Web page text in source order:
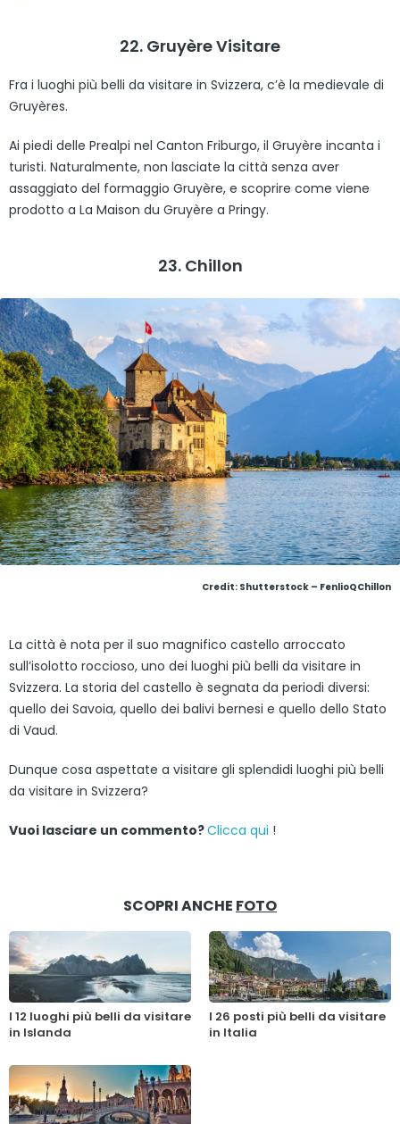
22. Gruyère Visitare
Fra i luoghi più belli da visitare in Svizzera, c’è la medievale di
Gruyères.
Ai piedi delle Prealpi nel Canton Friburgo, il Gruyère incanta i
turisti. Naturalmente, non lasciate la città senza aver
assaggiato del formaggio Gruyère, e scoprire come viene
prodotto a La Maison du Gruyère a Pringy.
23. Chillon
Credit: Shutterstock – FenlioQChillon
La città è nota per il suo magnifico castello arroccato
sull’isolotto roccioso, uno dei luoghi più belli da visitare in
Svizzera. La storia del castello è segnata da periodi diversi:
quello dei Savoia, quello dei balivi bernesi e quello dello Stato
di Vaud.
Dunque cosa aspettate a visitare gli splendidi luoghi più belli
da visitare in Svizzera?
Vuoi lasciare un commento?Clicca qui !
SCOPRI ANCHE FOTO
I 12 luoghi più belli da visitare
in Islanda
I 26 posti più belli da visitare
in Italia